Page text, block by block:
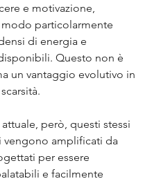
e motivazione,
particolarmente
di energia e
Questo non è
un vantaggio evolutivo in
però, questi stessi
vengono amplificati da
per essere
e facilmente